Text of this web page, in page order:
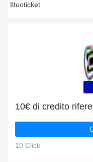
Iltuoticket
10€ di credito
10 Click